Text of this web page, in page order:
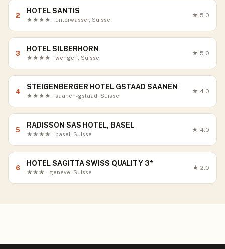
2
HOTEL SANTIS
★★★★ · unterwasser, Suisse
★ 5.0
3
HOTEL SILBERHORN
★★★★ · wengen, Suisse
★ 5.0
4
STEIGENBERGER HOTEL GSTAAD SAANEN
★★★★ · saanen-gstaad, Suisse
★ 4.0
5
RADISSON SAS HOTEL, BASEL
★★★★ · basel, Suisse
★ 4.0
6
HOTEL SAGITTA SWISS QUALITY 3*
★★★ · geneve, Suisse
★ 2.0